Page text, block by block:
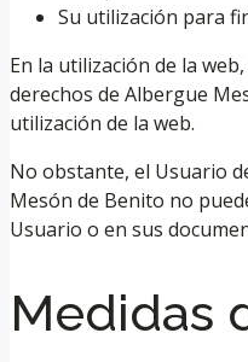
Su utilización para
En la utilización de la
derechos de Albergue
utilización de la web.
No obstante, el Usuario
Mesón de Benito no
Usuario o en sus
Medidas